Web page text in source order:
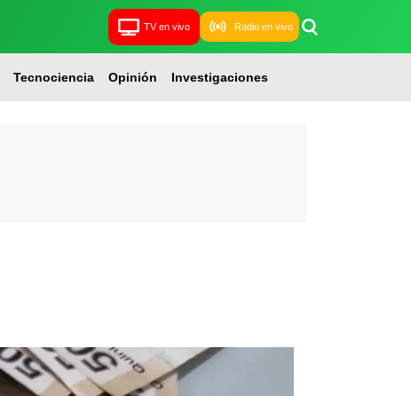
TV en vivo Radio en vivo
Tecnociencia Opinión Investigaciones